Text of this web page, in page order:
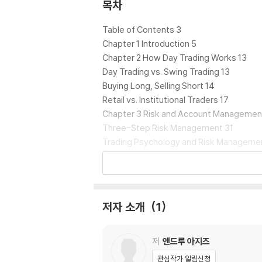
ABCD Pattern Trading
Bull Flag Momentum Trading
Top Reversal Trading
Bottom Reversal Trading
Moving Average Trend Trading
VWAP Trading
Support and Resistance Trading
For each strategy, I explain:
3. When I enter the trade
5. What is my stop loss
목차
Table of Contents 3
Chapter 1 Introduction 5
Chapter 2 How Day Trading Works 13
Day Trading vs. Swing Trading 13
Buying Long, Selling Short 14
Retail vs. Institutional Traders 17
Chapter 3 Risk and Account
Three-Step Risk Management 31
Trading Psychology and Risk
Chapter 4 How to Find Stocks for
Chapter 5 My Tools and Platforms 52
Trading Platform and Market Data 54
Watch List and Scanner 55
저자 소개 1
저 앤드루 아지즈
관심작가 알림신청